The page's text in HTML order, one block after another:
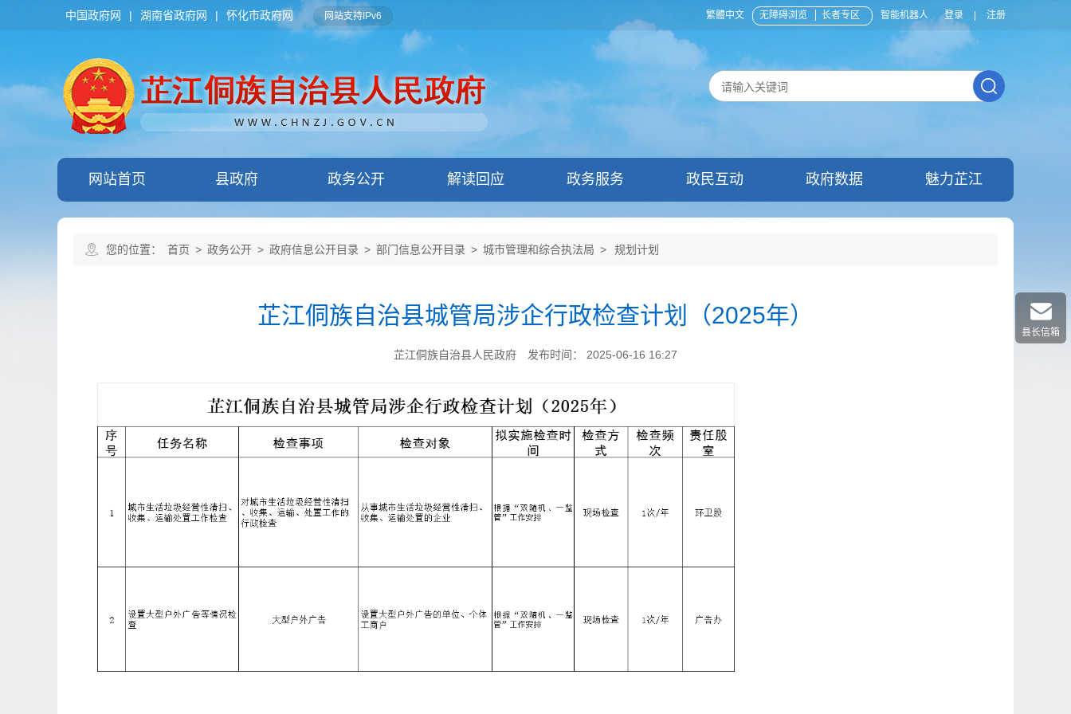
繁體中文 无障碍浏览 长者专区 智能机器人 登录 注册
中国政府网 | 湖南省政府网 | 怀化市政府网 网站支持IPv6
网站首页 县政府 政务公开 解读回应 政务服务 政民互动 政府数据 魅力芷江
您的位置： 首页 > 政务公开 > 政府信息公开目录 > 部门信息公开目录 > 城市管理和综合执法局 > 规划计划
芷江侗族自治县城管局涉企行政检查计划（2025年）
芷江侗族自治县人民政府 发布时间： 2025-06-16 16:27
县长信箱